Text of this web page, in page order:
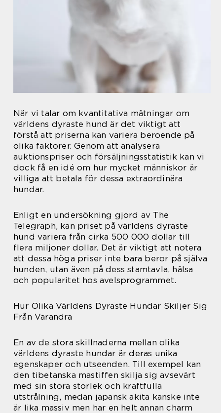
När vi talar om kvantitativa mätningar om
världens dyraste hund är det viktigt att
förstå att priserna kan variera beroende på
olika faktorer. Genom att analysera
auktionspriser och försäljningsstatistik kan vi
dock få en idé om hur mycket människor är
villiga att betala för dessa extraordinära
hundar.
Enligt en undersökning gjord av The
Telegraph, kan priset på världens dyraste
hund variera från cirka 500 000 dollar till
flera miljoner dollar. Det är viktigt att notera
att dessa höga priser inte bara beror på själva
hunden, utan även på dess stamtavla, hälsa
och popularitet hos avelsprogrammet.
Hur Olika Världens Dyraste Hundar Skiljer Sig
Från Varandra
En av de stora skillnaderna mellan olika
världens dyraste hundar är deras unika
egenskaper och utseenden. Till exempel kan
den tibetanska mastiffen skilja sig avsevärt
med sin stora storlek och kraftfulla
utstrålning, medan japansk akita kanske inte
är lika massiv men har en helt annan charm